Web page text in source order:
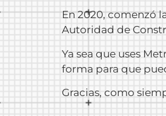
En 2020, comenzó
Autoridad de
Ya sea que uses
forma para que
Gracias, como